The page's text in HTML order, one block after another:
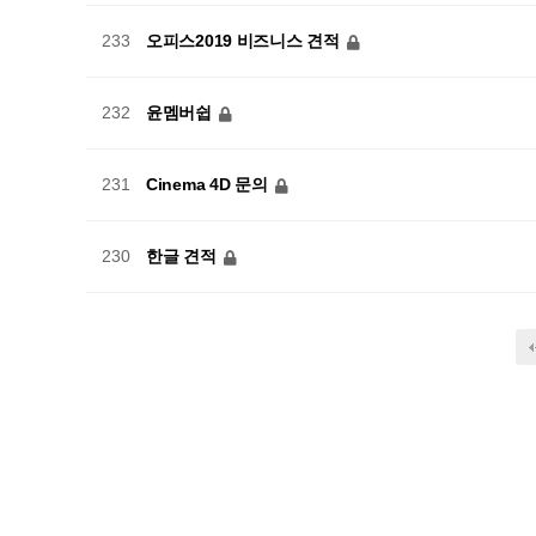
233 오피스2019 비즈니스 견적
232 윤멤버쉽
231 Cinema 4D 문의
230 한글 견적